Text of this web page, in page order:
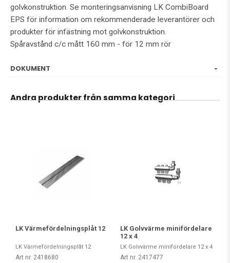
golvkonstruktion. Se monteringsanvisning LK CombiBoard
EPS för information om rekommenderade leverantörer och
produkter för infästning mot golvkonstruktion.
Spåravstånd c/c mått 160 mm - för 12 mm rör
DOKUMENT
Andra produkter från samma kategori
LK Värmefördelningsplåt 12
LK Värmefördelningsplåt 12
Art nr. 2418680
LK Golvvärme minifördelare
12 x 4
LK Golvvärme minifördelare 12 x 4
Art nr. 2417477